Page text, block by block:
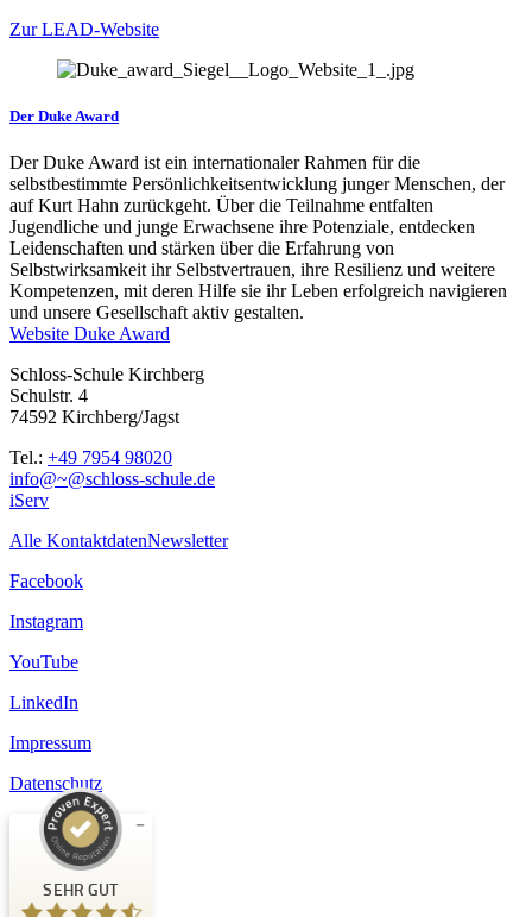
Zur LEAD-Website
Der Duke Award
Der Duke Award ist ein internationaler Rahmen für die
selbstbestimmte Persönlichkeitsentwicklung junger Menschen, der
auf Kurt Hahn zurückgeht. Über die Teilnahme entfalten
Jugendliche und junge Erwachsene ihre Potenziale, entdecken
Leidenschaften und stärken über die Erfahrung von
Selbstwirksamkeit ihr Selbstvertrauen, ihre Resilienz und weitere
Kompetenzen, mit deren Hilfe sie ihr Leben erfolgreich navigieren
und unsere Gesellschaft aktiv gestalten.
Website Duke Award
Schloss-Schule Kirchberg
Schulstr. 4
74592 Kirchberg/Jagst
Tel.: +49 7954 98020
info@~@schloss-schule.de
iServ
Alle KontaktdatenNewsletter
Facebook
Instagram
YouTube
LinkedIn
Impressum
Datenschutz
SEHR GUT
Kundenbewertungen und Erfahrungen zu
Schloss-Schule Kirchberg